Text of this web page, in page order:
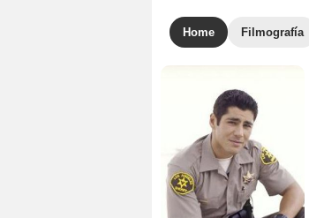
Home Filmografía